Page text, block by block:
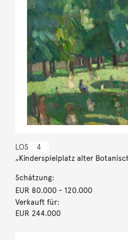
LOS 4
„Kinderspielplatz alter
Schätzung:
EUR 80.000- 120.000
Verkauft für:
EUR 244.000